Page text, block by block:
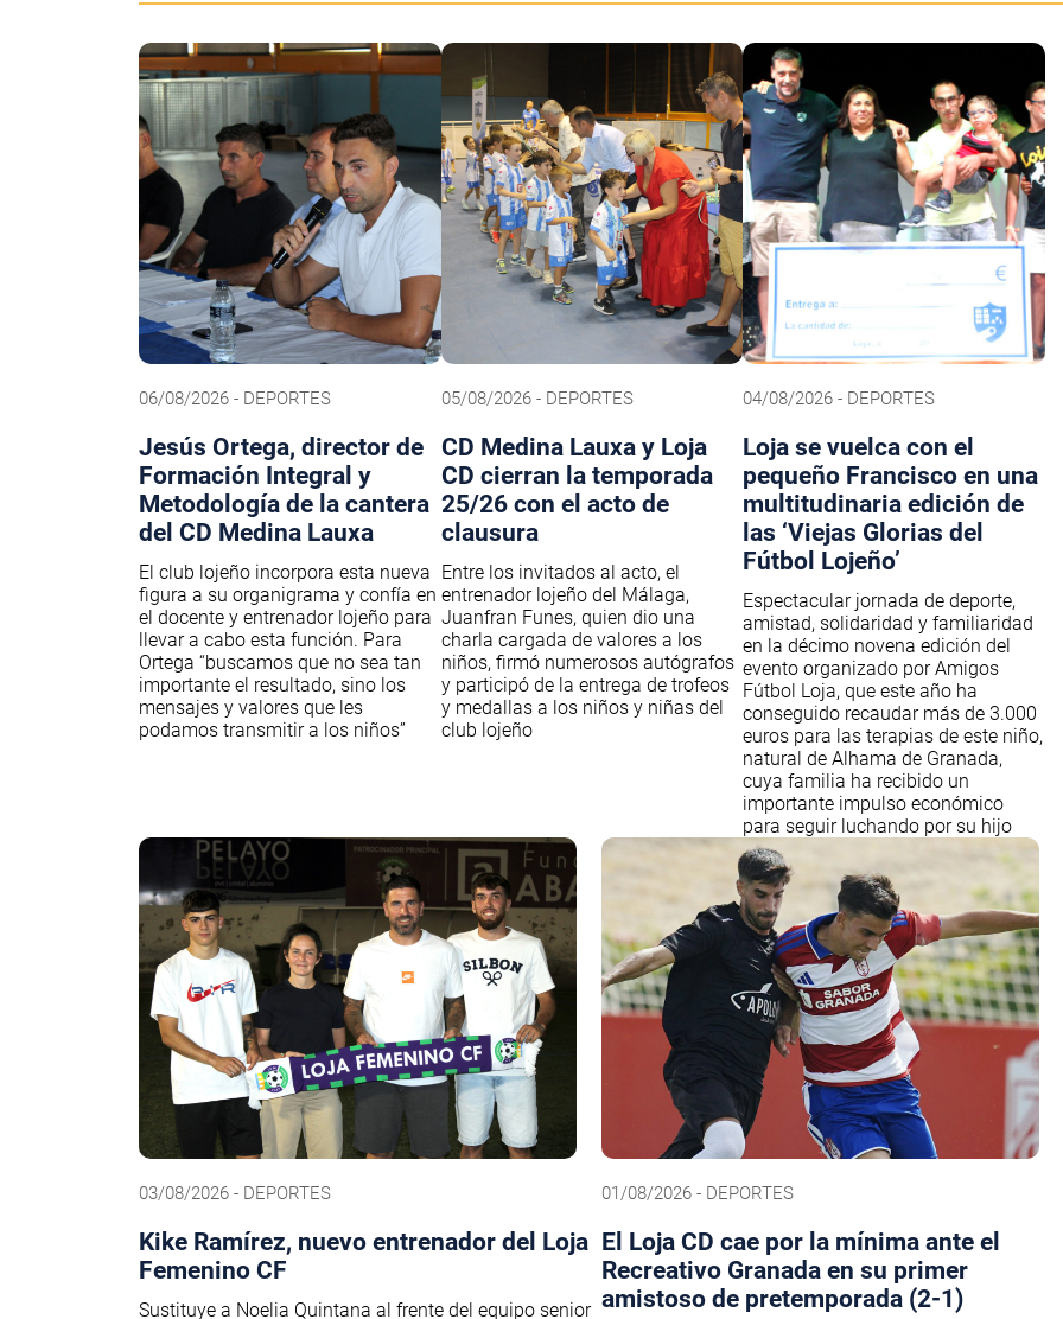
06/08/2026 - DEPORTES
Jesús Ortega, director de
Formación Integral y
Metodología de la cantera
del CD Medina Lauxa
El club lojeño incorpora esta nueva
figura a su organigrama y confía en
el docente y entrenador lojeño para
llevar a cabo esta función. Para
Ortega “buscamos que no sea tan
importante el resultado, sino los
mensajes y valores que les
podamos transmitir a los niños”
05/08/2026 - DEPORTES
CD Medina Lauxa y Loja
CD cierran la temporada
25/26 con el acto de
clausura
Entre los invitados al acto, el
entrenador lojeño del Málaga,
Juanfran Funes, quien dio una
charla cargada de valores a los
niños, firmó numerosos autógrafos
y participó de la entrega de trofeos
y medallas a los niños y niñas del
club lojeño
04/08/2026 - DEPORTES
Loja se vuelca con el
pequeño Francisco en una
multitudinaria edición de
las ‘Viejas Glorias del
Fútbol Lojeño’
Espectacular jornada de deporte,
amistad, solidaridad y familiaridad
en la décimo novena edición del
evento organizado por Amigos
Fútbol Loja, que este año ha
conseguido recaudar más de 3.000
euros para las terapias de este niño,
natural de Alhama de Granada,
cuya familia ha recibido un
importante impulso económico
para seguir luchando por su hijo
03/08/2026 - DEPORTES
Kike Ramírez, nuevo entrenador del Loja
Femenino CF
Sustituye a Noelia Quintana al frente del equipo senior
01/08/2026 - DEPORTES
El Loja CD cae por la mínima ante el
Recreativo Granada en su primer
amistoso de pretemporada (2-1)